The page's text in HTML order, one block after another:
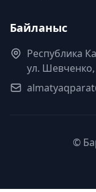
Байланыс
Республика
ул. Шевченко,
©